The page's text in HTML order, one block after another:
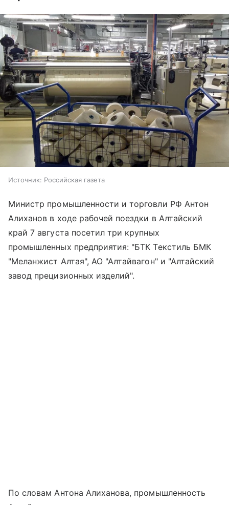
Источник: Российская газета
Министр промышленности и торговли РФ Антон
Алиханов в ходе рабочей поездки в Алтайский
край 7 августа посетил три крупных
промышленных предприятия: "БТК Текстиль БМК
"Меланжист Алтая", АО "Алтайвагон" и "Алтайский
завод прецизионных изделий".
По словам Антона Алиханова, промышленность